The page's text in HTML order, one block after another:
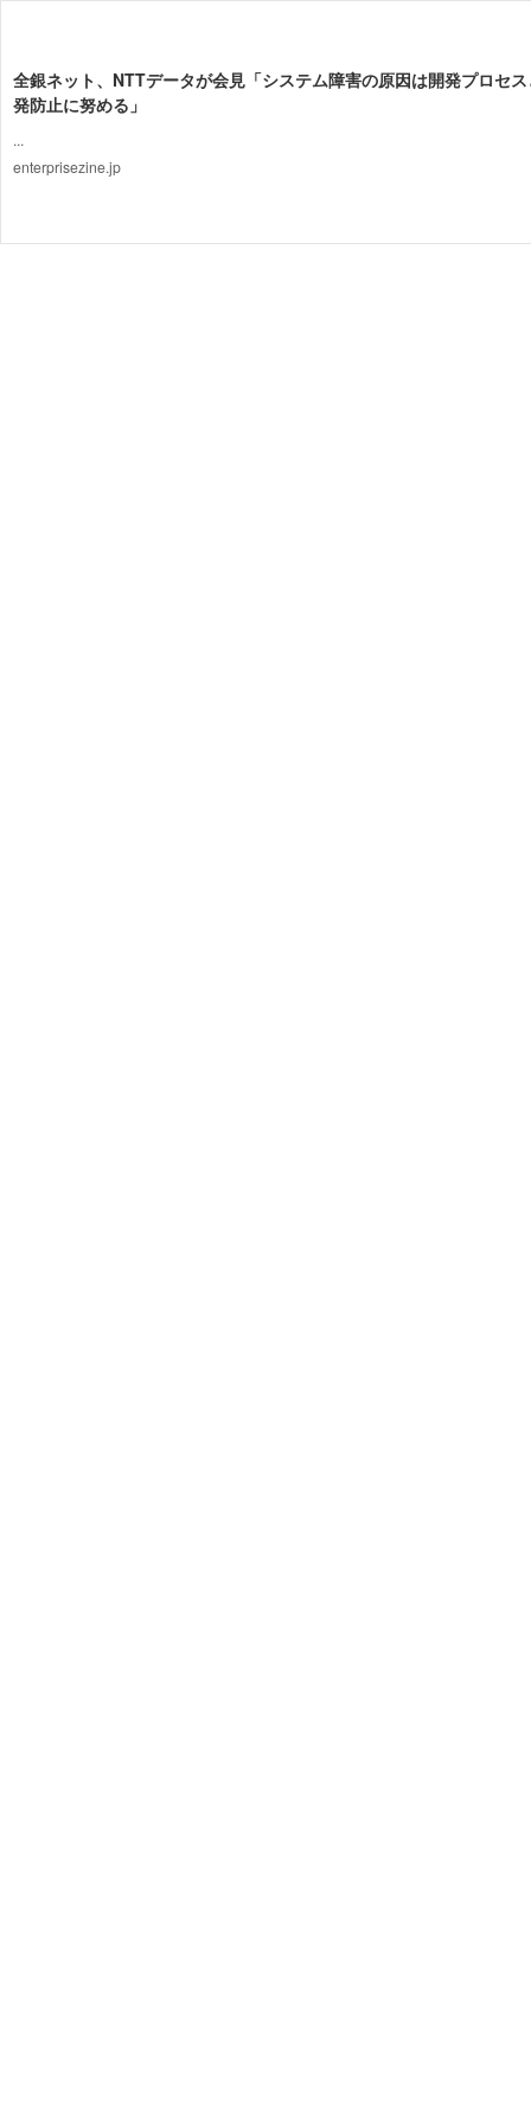
全銀ネット、NTTデータが会見「システム障害の原因は開発プロセ
発防止に努める」
...
enterprisezine.jp